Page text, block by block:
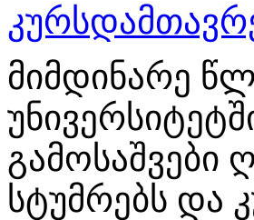
მიმდინარე
გამოსაშვები
სტუმრებს და